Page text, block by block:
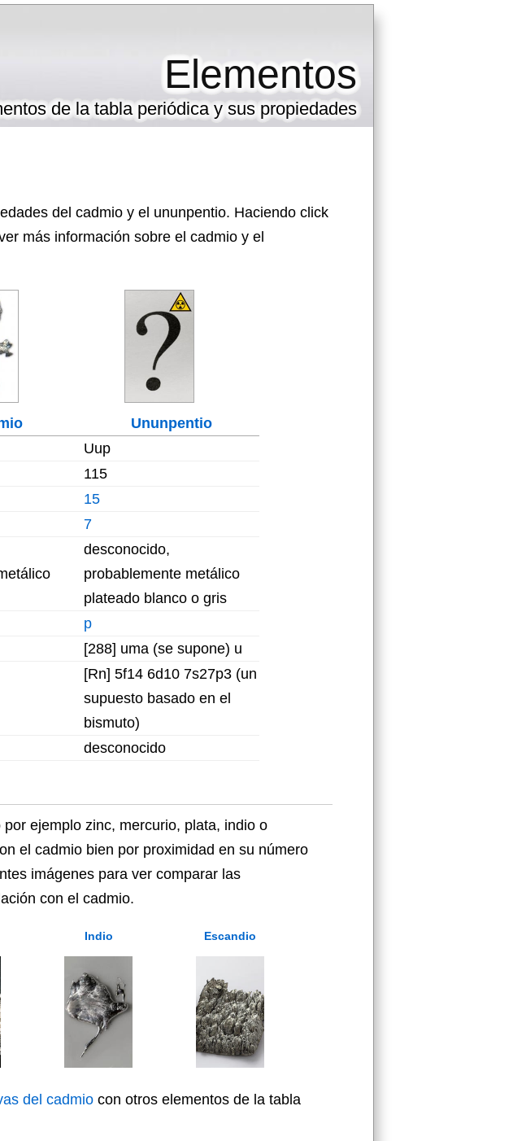
Elementos
de la tabla periódica y sus propiedades
del cadmio y el ununpentio. Haciendo click
más información sobre el cadmio y el
Ununpentio
Uup
115
15
7
desconocido,
probablemente metálico
plateado blanco o gris
p
[288] uma (se supone) u
[Rn] 5f14 6d10 7s27p3 (un
supuesto basado en el
bismuto)
desconocido
ejemplo zinc, mercurio, plata, indio o
el cadmio bien por proximidad en su número
imágenes para ver comparar las
con el cadmio.
Indio Escandio
del cadmio con otros elementos de la tabla